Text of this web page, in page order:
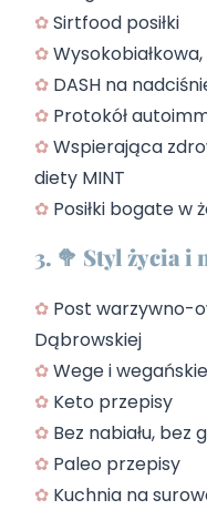
✿Sirtfood posiłki
✿
✿ DASH na
✿ Protokół
✿Wspierająca
diety MINT
✿ Posiłki bogate w
3. 🥦 Styl życia
✿ Post warzywno-
Dąbrowskiej
✿Wege i wegańskie
✿ Keto przepisy
✿ Bez nabiału, bez
✿ Paleo przepisy
✿ Kuchnia na